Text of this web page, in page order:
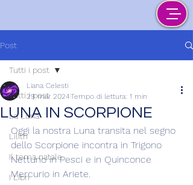
Post
Tutti i post
La Luna
Lilith
Il tema natale
I Libri
Tutti i post
LUNA IN SCORPIONE
Liana Celesti
29 mar 2024Tempo di lettura: 1 min
Oggi la nostra Luna transita nel segno
dello Scorpione incontra in Trigono
Nettuno in Pesci e in Quinconce
Mercurio in Ariete.